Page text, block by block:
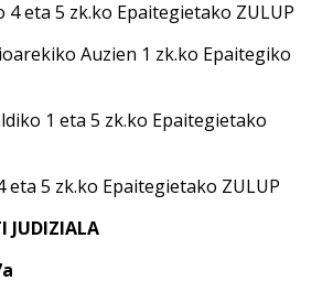
eta 5 zk.ko Epaitegietako ZULUP
Auzien 1 zk.ko Epaitegiko
1 eta 5 zk.ko Epaitegietako
eta 5 zk.ko Epaitegietako ZULUP
JUDIZIALA